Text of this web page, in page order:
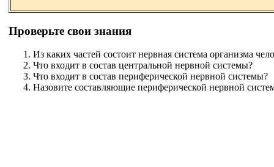
Проверьте свои знания
Из каких частей состоит нервная система организма
Что входит в состав центральной нервной системы?
Что входит в состав периферической нервной системы?
Назовите составляющие периферической нервной